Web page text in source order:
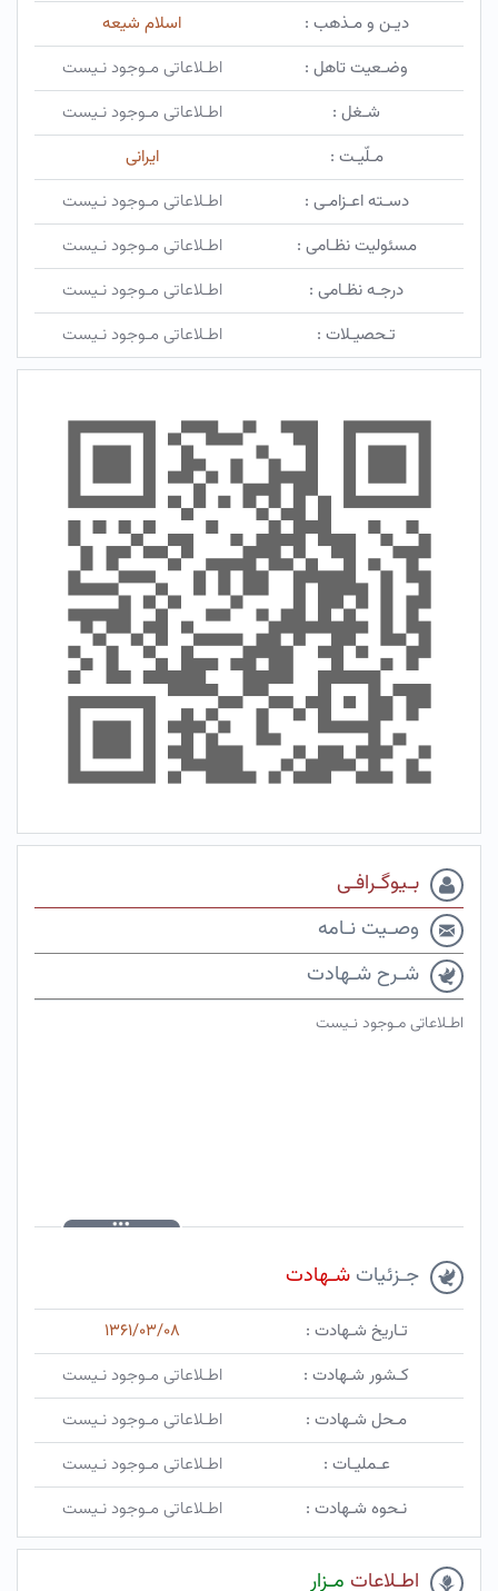
دیـن و مـذهب :
اسلام شیعه
وضـعیت تاهل :
اطـلاعاتی مـوجود نـیست
شـغل :
اطـلاعاتی مـوجود نـیست
مـلّیـت :
ایرانی
دسـته اعـزامـی :
اطـلاعاتی مـوجود نـیست
مسئولیت نظـامی :
اطـلاعاتی مـوجود نـیست
درجـه نظـامی :
اطـلاعاتی مـوجود نـیست
تـحصیـلات :
اطـلاعاتی مـوجود نـیست
بـیوگـرافـی
وصـیت نـامه
شـرح شـهادت
اطـلاعاتی مـوجود نـیست
جـزئیات شـهادت
تـاریخ شـهادت :
۱۳۶۱/۰۳/۰۸
کـشور شـهادت :
اطـلاعاتی مـوجود نـیست
مـحل شـهادت :
اطـلاعاتی مـوجود نـیست
عـملیـات :
اطـلاعاتی مـوجود نـیست
نـحوه شـهادت :
اطـلاعاتی مـوجود نـیست
اطـلاعات مـزار